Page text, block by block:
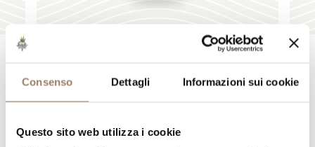
Consenso Dettagli Informazioni sui cookie
Questo sito web utilizza i cookie